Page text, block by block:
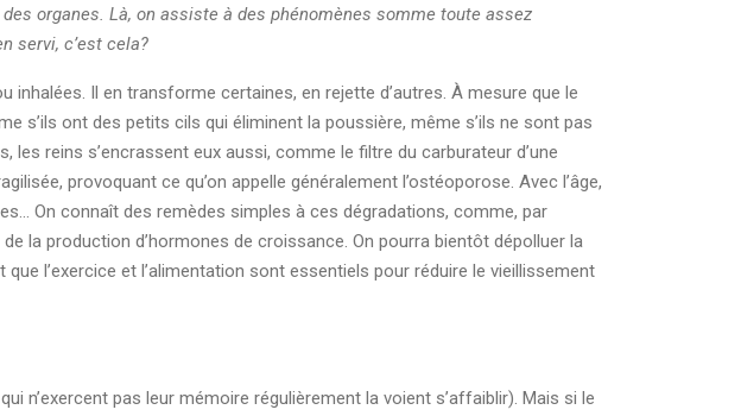
organes. Là, on assiste à des phénomènes somme toute assez
servi, c’est cela?
Il en transforme certaines, en rejette d’autres. À mesure que le
s’ils ont des petits cils qui éliminent la poussière, même s’ils ne sont pas
reins s’encrassent eux aussi, comme le filtre du carburateur d’une
provoquant ce qu’on appelle généralement l’ostéoporose. Avec l’âge,
On connaît des remèdes simples à ces dégradations, comme, par
la production d’hormones de croissance. On pourra bientôt dépolluer la
l’exercice et l’alimentation sont essentiels pour réduire le vieillissement
n’exercent pas leur mémoire régulièrement la voient s’affaiblir). Mais si le